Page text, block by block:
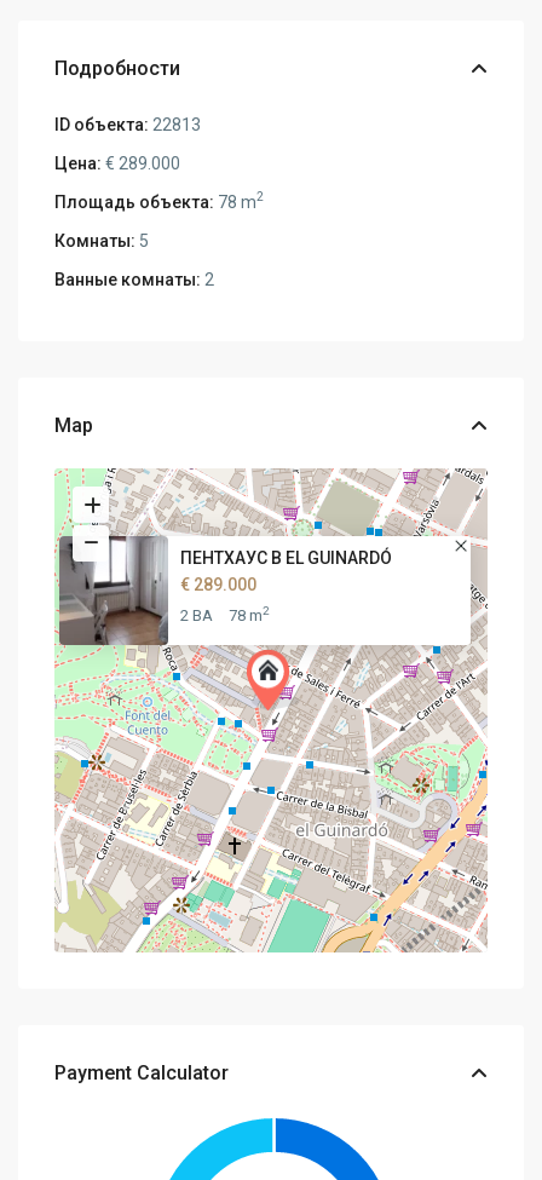
Подробности
ID объекта: 22813
Цена: € 289.000
Площадь объекта: 78 m2
Комнаты: 5
Ванные комнаты: 2
Map
ПЕНТХАУС В EL GUINARDÓ
€ 289.000
2 BA 78 m2
Payment Calculator